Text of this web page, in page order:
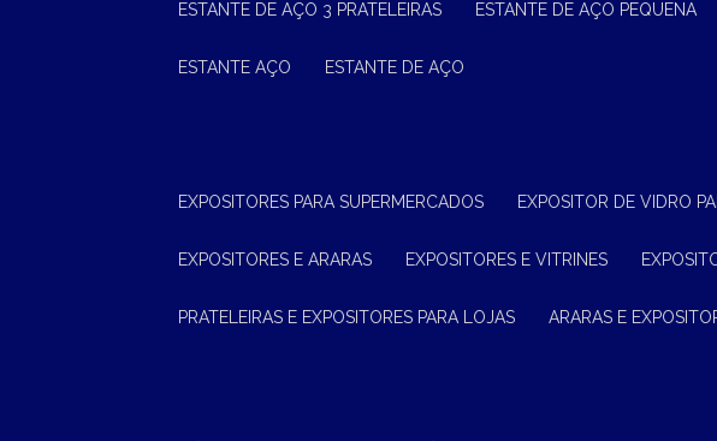
ESTANTE DE AÇO 3 PRATELEIRAS ESTANTE DE AÇO PEQUENA
ESTANTE AÇO ESTANTE DE AÇO
EXPOSITORES PARA SUPERMERCADOS EXPOSITOR DE VIDRO
EXPOSITORES E ARARAS EXPOSITORES E VITRINES
PRATELEIRAS E EXPOSITORES PARA LOJAS ARARAS E